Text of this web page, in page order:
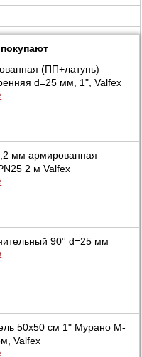
(ПП+латунь)
d=25 мм, 1", Valfex
мм армированная
2 м Valfex
90° d=25 мм
50х50 см 1" Мурано М-
Valfex